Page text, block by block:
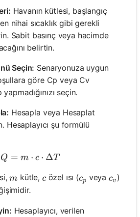
Havanın kütlesi, başlangıç
nihai sıcaklık gibi gerekli
Sabit basınç veya hacimde
belirtin.
Seçin: Senaryonuza uygun
göre Cp veya Cv
seçin.
Hesapla veya Hesaplat
Hesaplayıcı şu formülü
Q = m \cdot c \cdot
Q = m ⋅ c ⋅ ΔT
m
m kütle, c
cözel ısı (c_p
cp veya c_v
cv )
Hesaplayıcı, verilen